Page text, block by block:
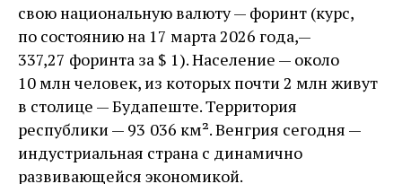
свою национальную валюту — ​форинт (курс,
по состоянию на 17 марта 2026 года, — ​
337,27 форинта за $ 1). Население — ​около
10 млн человек, из которых почти 2 млн живут
в столице — ​Будапеште. Территория
республики — ​93 036 км². Венгрия сегодня — ​
индустриальная страна с динамично
развивающейся экономикой.